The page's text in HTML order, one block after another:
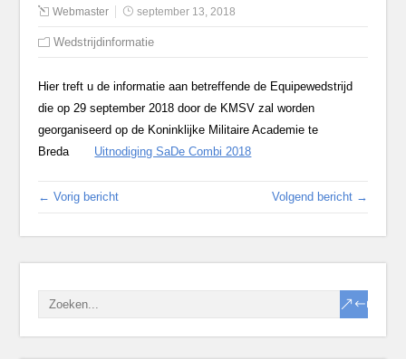
Webmaster september 13, 2018
Wedstrijdinformatie
Hier treft u de informatie aan betreffende de Equipewedstrijd
die op 29 september 2018 door de KMSV zal worden
georganiseerd op de Koninklijke Militaire Academie te
Breda Uitnodiging SaDe Combi 2018
← Vorig bericht Volgend bericht →